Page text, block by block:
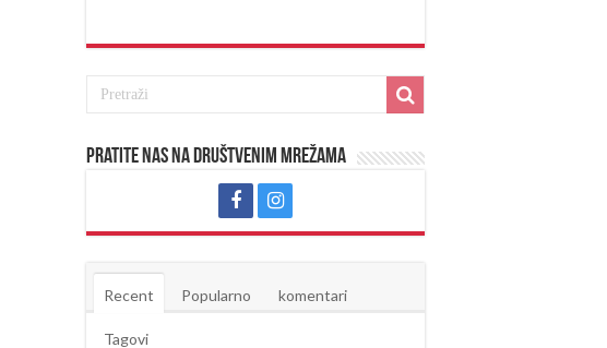
Pratite nas na društvenim mrežama
Recent Popularno komentari
Tagovi